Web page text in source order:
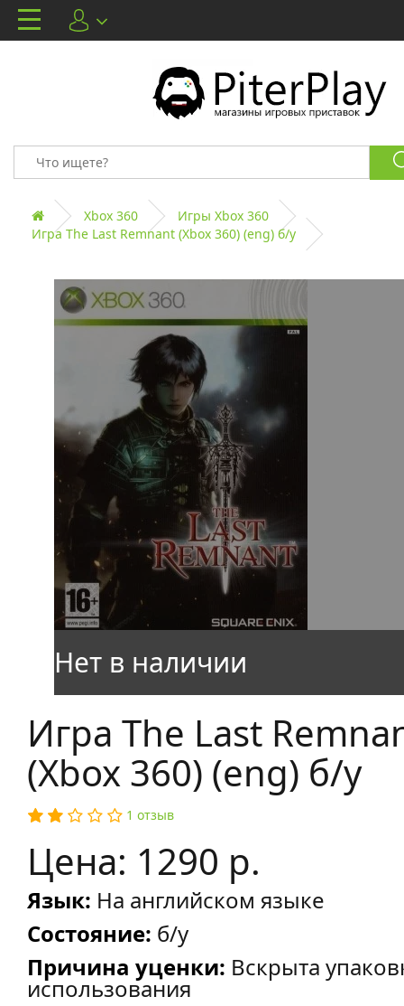
Xbox 360
Игры Xbox 360
Игра The Last Remnant (Xbox 360) (eng) б/у
Игра The Last
(Xbox 360) (eng) б/у
1 отзыв
Цена: 1290 р.
Язык: На английском языке
Состояние: б/у
Причина уценки: Вскрыта
использования